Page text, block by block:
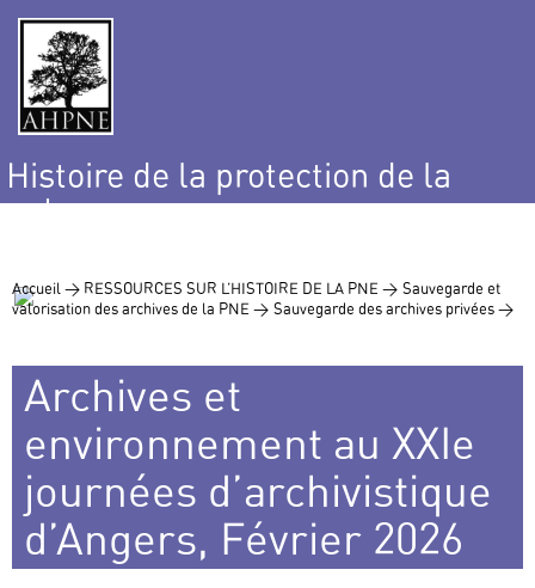
Histoire de la protection de la
nature
Accueil > RESSOURCES SUR L’HISTOIRE DE LA PNE > Sauvegarde et
valorisation des archives de la PNE > Sauvegarde des archives privées >
Archives et
environnement au XXIe
journées d’archivistique
d’Angers, Février 2026